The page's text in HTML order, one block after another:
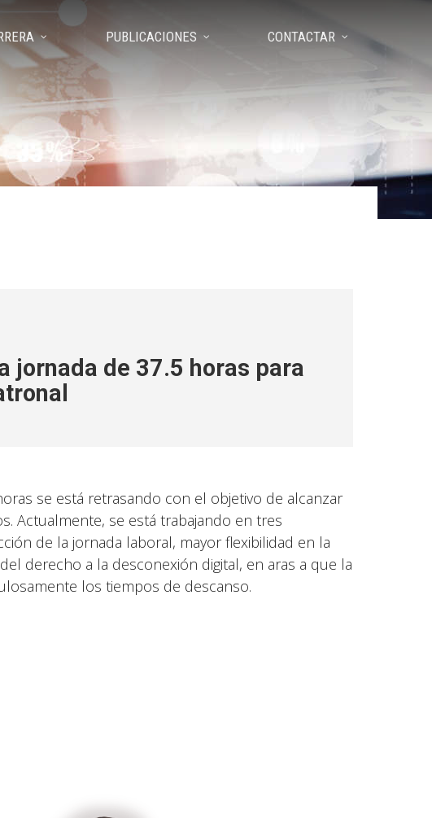
PUBLICACIONES CONTACTAR
jornada de 37.5 horas para
se está retrasando con el objetivo de alcanzar
Actualmente, se está trabajando en tres
de la jornada laboral, mayor flexibilidad en la
derecho a la desconexión digital, en aras a que la
los tiempos de descanso.